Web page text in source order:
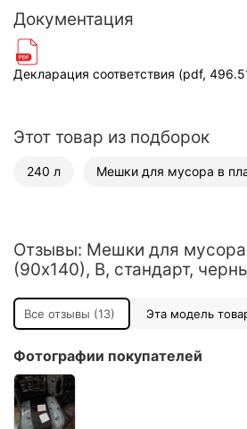
Документация
Декларация соответствия (pdf,
Этот товар из подборок
240 л Мешки для мусора в
Отзывы: Мешки для
(90х140), B, стандарт,
Все отзывы (13) Эта модель
Фотографии покупателей